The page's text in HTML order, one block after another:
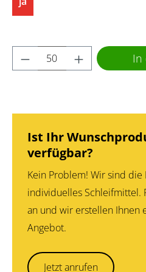
Produkt Anzahl: Gib
In
Ist Ihr
verfügbar?
Kein Problem! Wir sind
individuelles Schleifmittel.
an und wir erstellen Ihnen
Angebot.
Jetzt anrufen